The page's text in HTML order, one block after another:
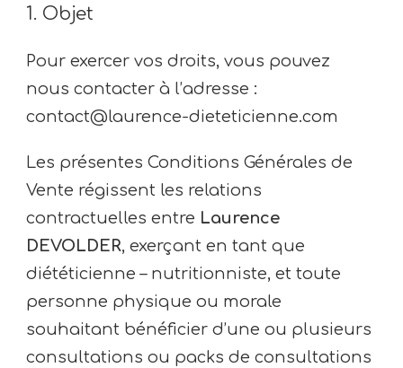
1. Objet
Pour exercer vos droits, vous pouvez
nous contacter à l’adresse :
contact@laurence-dieteticienne.com
Les présentes Conditions Générales de
Vente régissent les relations
contractuelles entre Laurence
DEVOLDER, exerçant en tant que
diététicienne – nutritionniste, et toute
personne physique ou morale
souhaitant bénéficier d’une ou plusieurs
consultations ou packs de consultations